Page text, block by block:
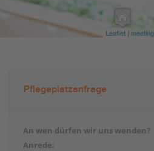
Leaflet |
Pflegeplatzanfrage
An wen dürfen wir uns wenden?
Anrede: